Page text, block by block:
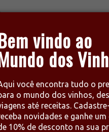
vindo ao
dos
você encontra tudo o
o mundo dos vinhos,
até receitas.
novidades e ganhe um
10% de desconto na sua